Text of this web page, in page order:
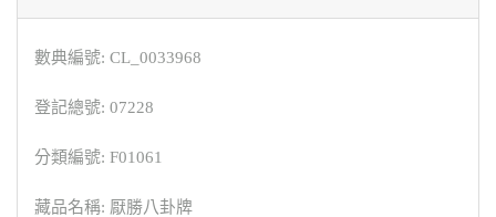
數典編號: CL_0033968
登記總號: 07228
分類編號: F01061
藏品名稱: 厭勝八卦牌